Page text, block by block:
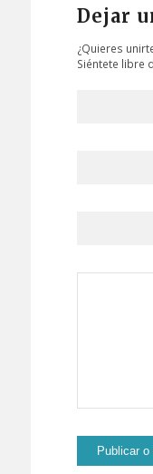
Dejar
¿Quieres
Siéntete libre